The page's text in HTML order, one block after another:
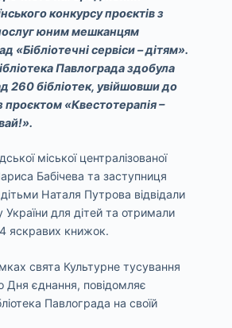
конкурсу проєктів з
юним мешканцям
«Бібліотечні сервіси – дітям».
Павлограда здобула
260 бібліотек, увійшовши до
проєктом «Квестотерапія –
міської централізованої
Бабічева та заступниця
Наталя Путрова відвідали
України для дітей та отримали
яскравих книжок.
свята Культурне тусування
Дня єднання, повідомляє
Павлограда на своїй